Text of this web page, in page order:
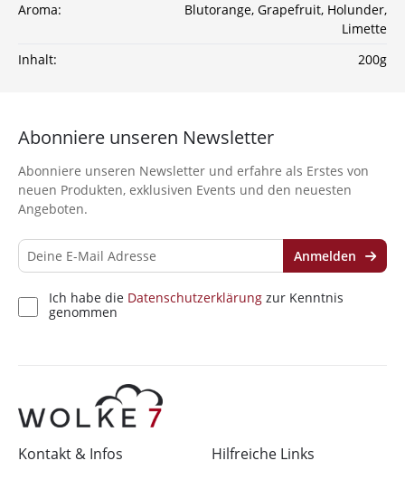
Aroma: Blutorange, Grapefruit, Holunder,
Limette
Inhalt:
200g
was du für das perfekte Shisha-Erlebnis brauchst!
*Gilt nicht für Tabakwaren, Vapes, Liquid, Kohle und Xkah
Ich habe dieDatenschutzerklärung
Kenntnis genommen
Kontakt & Infos Hilfreiche Links
Abonniere unseren Newsletter
Abonniere unseren Newsletter und erfahre als Erstes von
neuen Produkten, exklusiven Events und den neuesten
Angeboten.
Ich habe die Datenschutzerklärung zur Kenntnis
genommen
Anmelden